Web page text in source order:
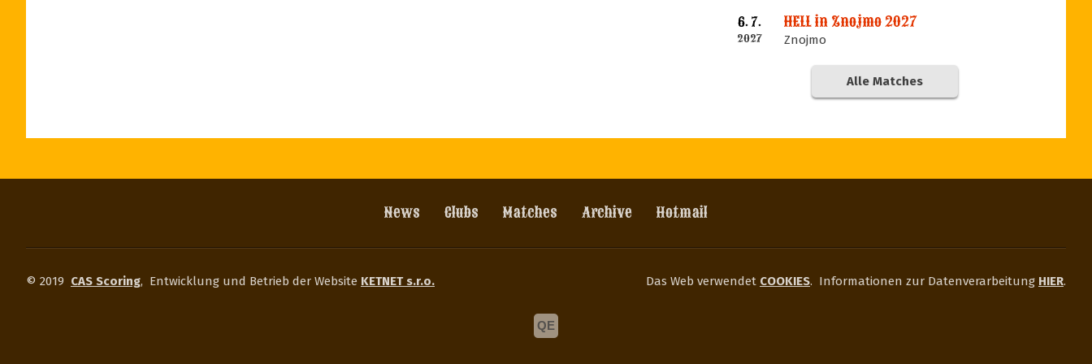
6. 7.
2027
HELL in Znojmo 2027
Znojmo
Alle Matches
News Clubs Matches Archive Hotmail
© 2019 CAS Scoring, Entwicklung und Betrieb der Website KETNET s.r.o. Das Web verwendet COOKIES. Informationen zur Datenverarbeitung HIER.
QE